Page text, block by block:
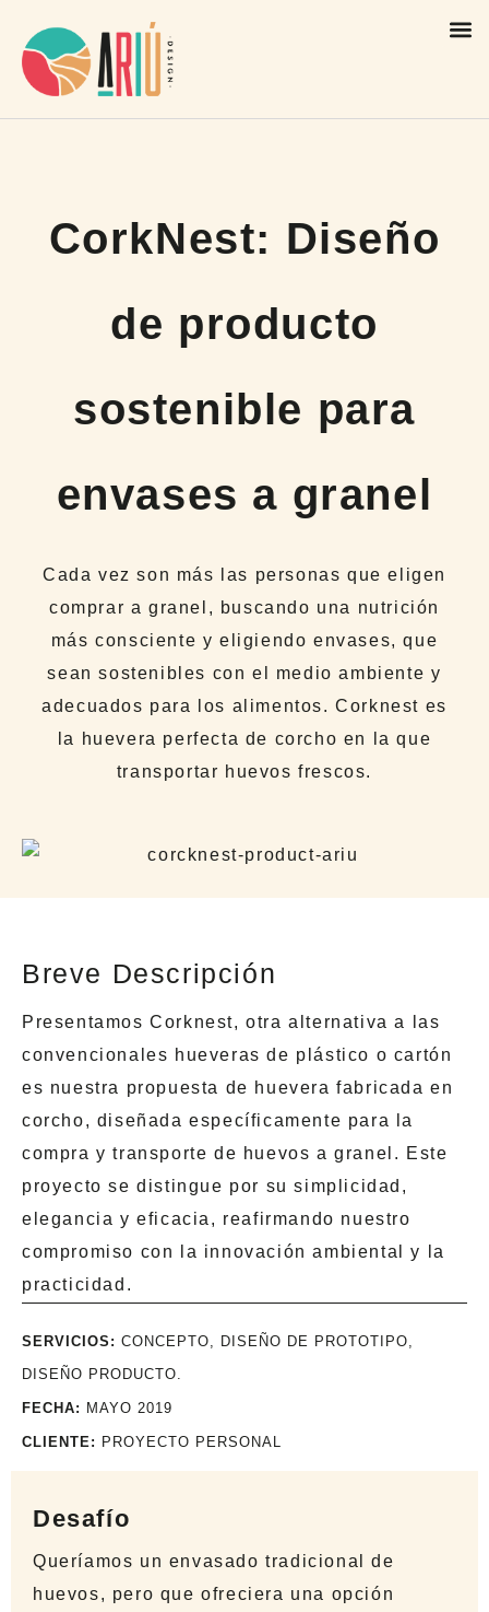
CorkNest: Diseño
de producto
sostenible para
envases a granel
Cada vez son más las personas que eligen
comprar a granel, buscando una nutrición
más consciente y eligiendo envases, que
sean sostenibles con el medio ambiente y
adecuados para los alimentos. Corknest es
la huevera perfecta de corcho en la que
transportar huevos frescos.
Breve Descripción
Presentamos Corknest, otra alternativa a las
convencionales hueveras de plástico o cartón
es nuestra propuesta de huevera fabricada en
corcho, diseñada específicamente para la
compra y transporte de huevos a granel. Este
proyecto se distingue por su simplicidad,
elegancia y eficacia, reafirmando nuestro
compromiso con la innovación ambiental y la
practicidad.
SERVICIOS: CONCEPTO, DISEÑO DE PROTOTIPO,
DISEÑO PRODUCTO.
FECHA: MAYO 2019
CLIENTE: PROYECTO PERSONAL
Desafío
Queríamos un envasado tradicional de
huevos, pero que ofreciera una opción